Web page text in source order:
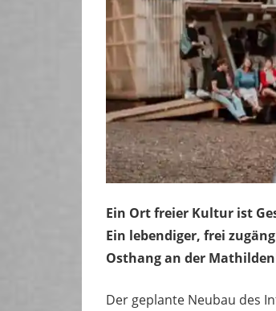
Ein Ort freier Kultur ist
Ein lebendiger, frei
Osthang an der
Der geplante Neubau des